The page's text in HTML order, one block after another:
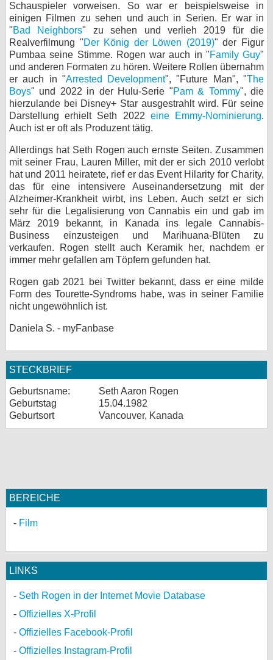
Schauspieler vorweisen. So war er beispielsweise in
einigen Filmen zu sehen und auch in Serien. Er war in
"Bad Neighbors" zu sehen und verlieh 2019 für die
Realverfilmung "Der König der Löwen (2019)" der Figur
Pumbaa seine Stimme. Rogen war auch in "Family Guy"
und anderen Formaten zu hören. Weitere Rollen übernahm
er auch in "Arrested Development", "Future Man", "The
Boys" und 2022 in der Hulu-Serie "Pam & Tommy", die
hierzulande bei Disney+ Star ausgestrahlt wird. Für seine
Darstellung erhielt Seth 2022 eine Emmy-Nominierung.
Auch ist er oft als Produzent tätig.
Allerdings hat Seth Rogen auch ernste Seiten. Zusammen
mit seiner Frau, Lauren Miller, mit der er sich 2010 verlobt
hat und 2011 heiratete, rief er das Event Hilarity for Charity,
das für eine intensivere Auseinandersetzung mit der
Alzheimer-Krankheit wirbt, ins Leben. Auch setzt er sich
sehr für die Legalisierung von Cannabis ein und gab im
März 2019 bekannt, in Kanada ins legale Cannabis-
Business einzusteigen und Marihuana-Blüten zu
verkaufen. Rogen stellt auch Keramik her, nachdem er
immer mehr gefallen am Töpfern gefunden hat.
Rogen gab 2021 bei Twitter bekannt, dass er eine milde
Form des Tourette-Syndroms habe, was in seiner Familie
nicht ungewöhnlich ist.
Daniela S. - myFanbase
STECKBRIEF
Geburtsname:
Seth Aaron Rogen
Geburtstag
15.04.1982
Geburtsort
Vancouver, Kanada
BEREICHE
Film
LINKS
Seth Rogen in der Internet Movie Database
Offizielles X-Profil
Offizielles Facebook-Profil
Offizielles Instagram-Profil
Desktop-Ansicht
myFanbase